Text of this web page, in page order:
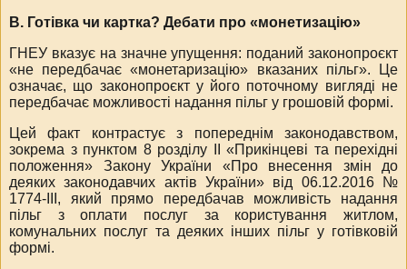
В. Готівка чи картка? Дебати про «монетизацію»
ГНЕУ вказує на значне упущення: поданий законопроєкт
«не передбачає «монетаризацію» вказаних пільг». Це
означає, що законопроєкт у його поточному вигляді не
передбачає можливості надання пільг у грошовій формі.
Цей факт контрастує з попереднім законодавством,
зокрема з пунктом 8 розділу ІІ «Прикінцеві та перехідні
положення» Закону України «Про внесення змін до
деяких законодавчих актів України» від 06.12.2016 №
1774-III, який прямо передбачав можливість надання
пільг з оплати послуг за користування житлом,
комунальних послуг та деяких інших пільг у готівковій
формі.